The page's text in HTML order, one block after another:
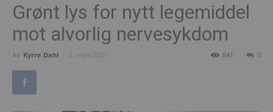
Grønt lys for nytt legemiddel
mot alvorlig nervesykdom
Av Kyrre Dahl - 2. mars 2021 0
641